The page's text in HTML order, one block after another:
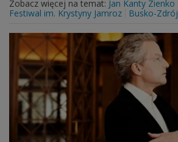
Zobacz więcej na temat: Jan Kanty Zienko
Festiwal im. Krystyny Jamroz
Busko-Zdrój